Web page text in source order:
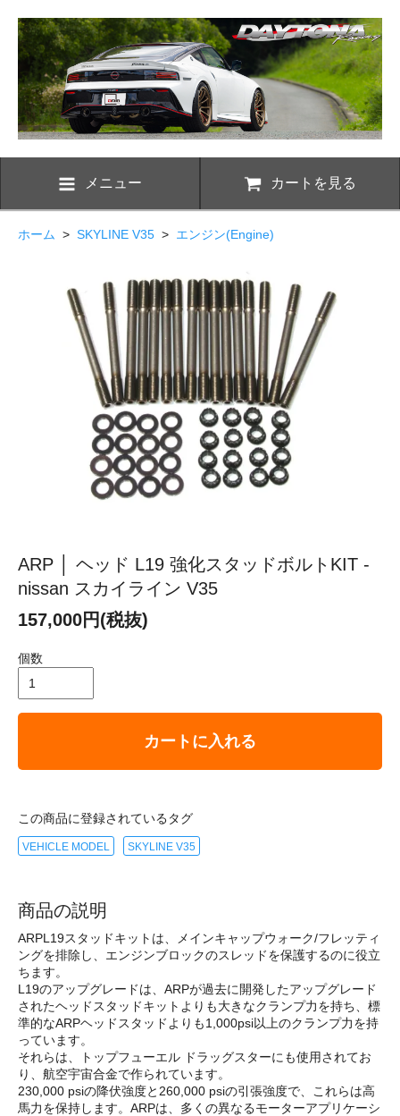
メニュー カートを見る
ホーム > SKYLINE V35 > エンジン(Engine)
ARP │ ヘッド L19 強化スタッドボルトKIT -
nissan スカイライン V35
157,000円(税抜)
個数
カートに入れる
この商品に登録されているタグ
VEHICLE MODEL SKYLINE V35
商品の説明
ARPL19スタッドキットは、メインキャップウォーク/フレッティ
ングを排除し、エンジンブロックのスレッドを保護するのに役立
ちます。
L19のアップグレードは、ARPが過去に開発したアップグレード
されたヘッドスタッドキットよりも大きなクランプ力を持ち、標
準的なARPヘッドスタッドよりも1,000psi以上のクランプ力を持
っています。
それらは、トップフューエル ドラッグスターにも使用されてお
り、航空宇宙合金で作られています。
230,000 psiの降伏強度と260,000 psiの引張強度で、これらは高
馬力を保持します。ARPは、多くの異なるモーターアプリケーシ